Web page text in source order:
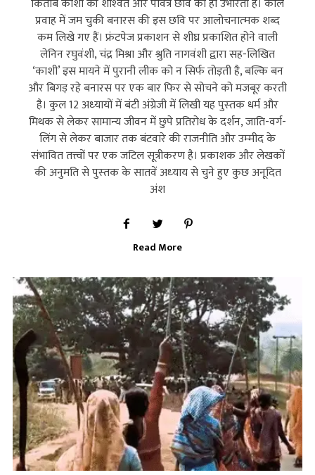
प्रवाह में जम चुकी बनारस की इस छवि पर आलोचनात्‍मक शब्‍द
कम लिखे गए हैं। फ्रंटपेज प्रकाशन से शीघ्र प्रकाशित होने वाली
लेनिन रघुवंशी, चंद्र मिश्रा और श्रुति नागवंशी द्वारा सह-लिखित
‘काशी’ इस मायने में पुरानी लीक को न सिर्फ तोड़ती है, बल्कि बन
और बिगड़ रहे बनारस पर एक बार फिर से सोचने को मजबूर करती
है। कुल 12 अध्‍यायों में बंटी अंग्रेजी में लिखी यह पुस्‍तक धर्म और
मिथक से लेकर सामान्‍य जीवन में छुपे प्रतिरोध के दर्शन, जाति-वर्ग-
लिंग से लेकर बाजार तक बंटवारे की राजनीति और उम्‍मीद के
संभावित तत्त्वों पर एक जटिल सूत्रीकरण है। प्रकाशक और लेखकों
की अनुमति से पुस्‍तक के सातवें अध्‍याय से चुने हुए कुछ अनूदित
अंश
Read More